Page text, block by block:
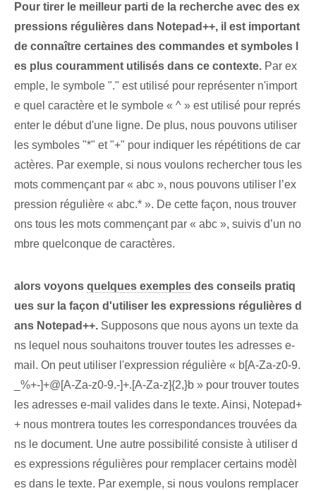
Pour tirer le meilleur parti de la recherche avec des ex
pressions régulières dans Notepad++, il est important
de connaître certaines des commandes et symboles l
es plus couramment utilisés dans ce contexte. Par ex
emple, le symbole "." est utilisé pour représenter n'import
e quel caractère et le symbole « ^ » est utilisé pour représ
enter le début d'une ligne. De plus, nous pouvons utiliser
les symboles "*" et "+" pour indiquer les répétitions de car
actères. Par exemple, si nous voulons rechercher tous les
mots commençant par « abc », nous pouvons utiliser l’ex
pression régulière « abc.* ». De cette façon, nous trouver
ons tous les mots commençant par « abc », suivis d’un no
mbre quelconque de caractères.
alors voyons quelques exemples des conseils pratiq
ues sur la façon d'utiliser les expressions régulières d
ans Notepad++. Supposons que nous ayons un texte da
ns lequel nous souhaitons trouver toutes les adresses e-
mail. On peut utiliser l'expression régulière « b[A-Za-z0-9.
_%+-]+@[A-Za-z0-9.-]+.[A-Za-z]{2,}b » pour trouver toutes
les adresses e-mail valides dans le texte. Ainsi, Notepad+
+ nous montrera toutes les correspondances trouvées da
ns le document. Une autre possibilité consiste à utiliser d
es expressions régulières pour remplacer certains modèl
es dans le texte. Par exemple, si nous voulons remplacer